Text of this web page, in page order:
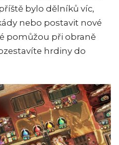
bylo dělníků víc,
nebo postavit nové
pomůžou při obraně
hrdiny do